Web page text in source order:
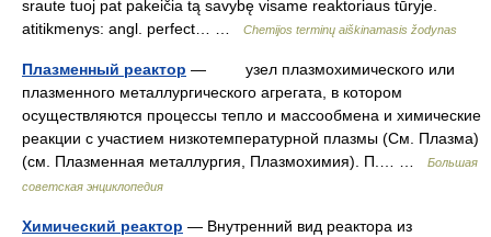
sraute tuoj pat pakeičia tą savybę visame reaktoriaus tūryje.
atitikmenys: angl. perfect… …
Chemijos terminų aiškinamasis žodynas
Плазменный реактор — узел плазмохимического или
плазменного металлургического агрегата, в котором
осуществляются процессы тепло и массообмена и химические
реакции с участием низкотемпературной плазмы (См. Плазма)
(см. Плазменная металлургия, Плазмохимия). П.… …
Большая
советская энциклопедия
Химический реактор — Внутренний вид реактора из